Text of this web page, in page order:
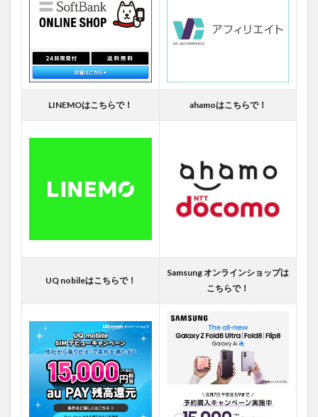
LINEMOはこちらで！ ahamoはこちらで！
UQ nobileはこちらで！
Samsung オンラインショップは
こちらで！